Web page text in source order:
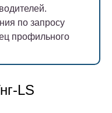
по запросу
профильного
LS